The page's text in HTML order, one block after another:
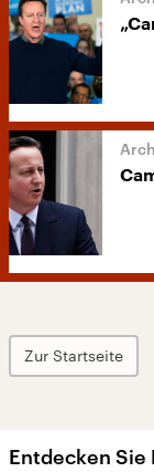
Zur Startseite
Entdecken